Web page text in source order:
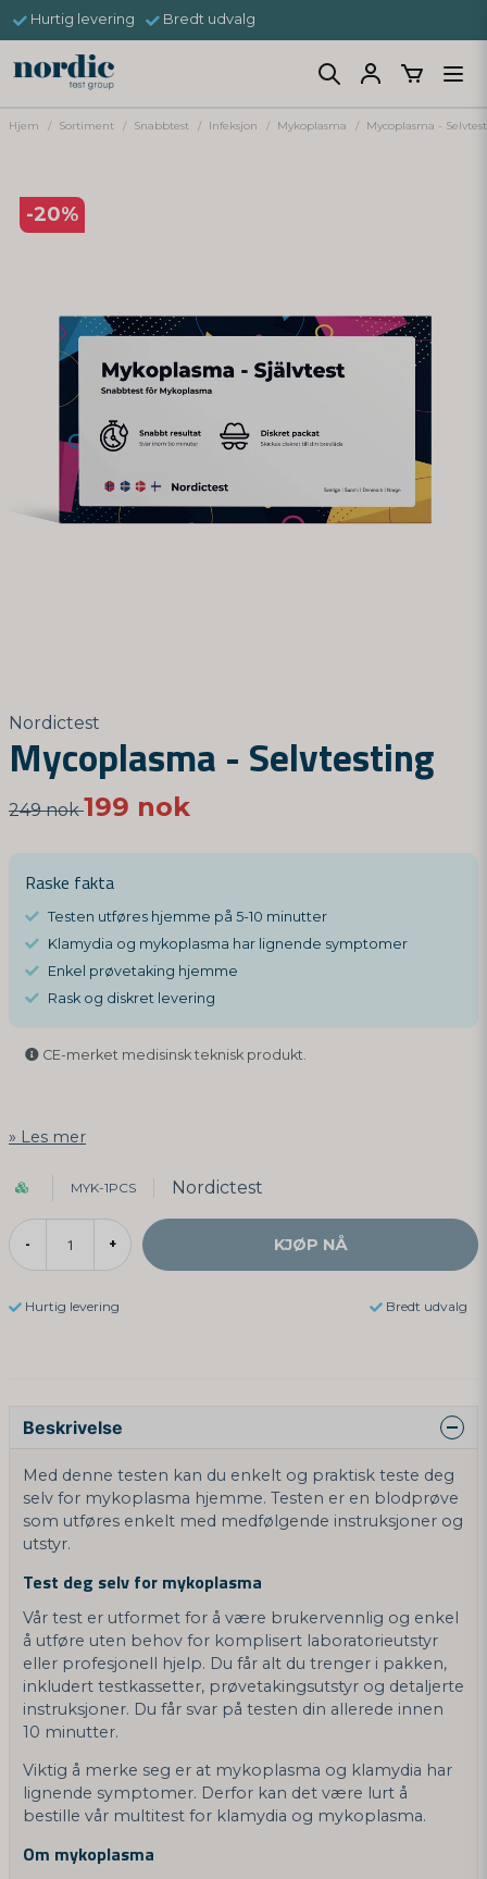
Hurtig levering Bredt udvalg
Hjem Sortiment Snabbtest Infeksjon Mykoplasma Mycoplasma -
-20%
Nordictest
Mycoplasma - Selvtesting
249 nok199 nok
Raske fakta
Testen utføres hjemme på 5-10 minutter
Klamydia og mykoplasma har lignende symptomer
Enkel prøvetaking hjemme
Rask og diskret levering
CE-merket medisinsk teknisk produkt.
Les mer
MYK-1PCS Nordictest
- + KJØP NÅ
Hurtig levering Bredt udvalg
Beskrivelse
Med denne testen kan du enkelt og praktisk teste deg
selv for mykoplasma hjemme. Testen er en blodprøve
som utføres enkelt med medfølgende instruksjoner og
utstyr.
Test deg selv for mykoplasma
Vår test er utformet for å være brukervennlig og enkel
å utføre uten behov for komplisert laboratorieutstyr
eller profesjonell hjelp. Du får alt du trenger i pakken,
inkludert testkassetter, prøvetakingsutstyr og detaljerte
instruksjoner. Du får svar på testen din allerede innen
10 minutter.
Viktig å merke seg er at mykoplasma og klamydia har
lignende symptomer. Derfor kan det være lurt å
bestille vår multitest for klamydia og mykoplasma.
Om mykoplasma